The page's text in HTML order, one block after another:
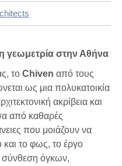
γεωμετρία στην Αθήνα
το Chiven από τους
ως μια πολυκατοικία
ακρίβεια και
από καθαρές
που μοιάζουν να
το φως, το έργο
σύνθεση όγκων,